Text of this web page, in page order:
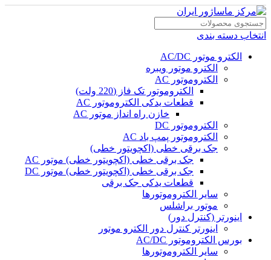
انتخاب دسته بندی
الکترو موتور AC/DC
الکترو موتور ویبره
الکتروموتور AC
الکتروموتور تک فاز (220 ولت)
قطعات یدکی الکتروموتور AC
خازن راه انداز موتور AC
الکتروموتور DC
الکتروموتور پمپ باد AC
جک برقی خطی (اکچویتور خطی)
جک برقی خطی (اکچویتور خطی) موتور AC
جک برقی خطی (اکچویتور خطی) موتور DC
قطعات یدکی جک برقی
سایر الکتروموتورها
موتور براشلس
اینورتر (کنترل دور)
اینورتر کنترل دور الکترو موتور
بورس الکتروموتور AC/DC
سایر الکتروموتورها